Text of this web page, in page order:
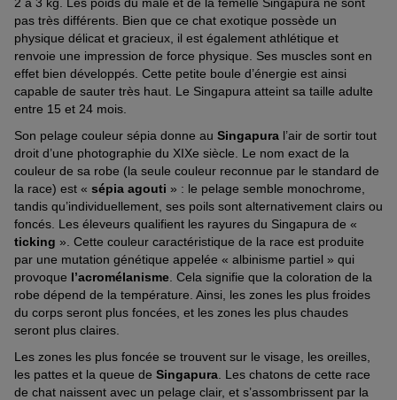
pas très différents. Bien que ce chat exotique possède un
physique délicat et gracieux, il est également athlétique et
renvoie une impression de force physique. Ses muscles sont en
effet bien développés. Cette petite boule d’énergie est ainsi
capable de sauter très haut. Le Singapura atteint sa taille adulte
entre 15 et 24 mois.
Son pelage couleur sépia donne au Singapura l’air de sortir tout
droit d’une photographie du XIXe siècle. Le nom exact de la
couleur de sa robe (la seule couleur reconnue par le standard de
la race) est « sépia agouti » : le pelage semble monochrome,
tandis qu’individuellement, ses poils sont alternativement clairs ou
foncés. Les éleveurs qualifient les rayures du Singapura de «
ticking ». Cette couleur caractéristique de la race est produite
par une mutation génétique appelée « albinisme partiel » qui
provoque l’acromélanisme . Cela signifie que la coloration de la
robe dépend de la température. Ainsi, les zones les plus froides
du corps seront plus foncées, et les zones les plus chaudes
seront plus claires.
Les zones les plus foncée se trouvent sur le visage, les oreilles,
les pattes et la queue de Singapura . Les chatons de cette race
de chat naissent avec un pelage clair, et s’assombrissent par la